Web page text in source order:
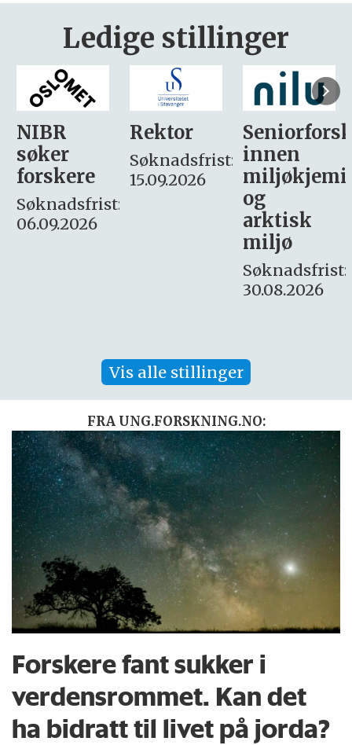
Ledige stillinger
Rektor
Søknadsfrist:
15.09.2026
Seniorforsker
innen
miljøkjemi
søker
– fast
Søknadsfrist:
16. august.
Vis alle stillinger
FRA UNG.FORSKNING.NO:
Forskere fant sukker i
verdensrommet. Kan det
ha bidratt til livet på jorda?